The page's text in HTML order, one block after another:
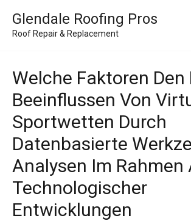
Glendale Roofing Pros
Roof Repair & Replacement
Welche Faktoren Den
Beeinflussen Von
Sportwetten Durch
Datenbasierte
Analysen Im Rahmen
Technologischer
Entwicklungen